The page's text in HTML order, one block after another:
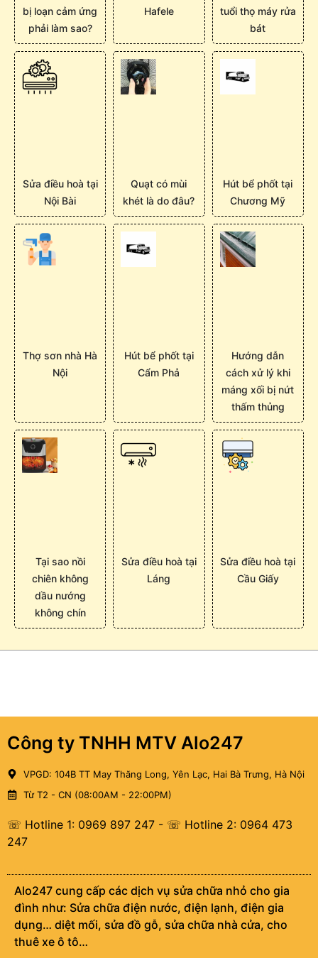
bị loạn cảm ứng
phải làm sao?
Hafele
tuổi thọ máy rửa
bát
Sửa điều hoà tại
Nội Bài
Quạt có mùi
khét là do đâu?
Hút bể phốt tại
Chương Mỹ
Thợ sơn nhà Hà
Nội
Hút bể phốt tại
Cẩm Phả
Hướng dẫn
cách xử lý khi
máng xối bị nứt
thấm thủng
Tại sao nồi
chiên không
dầu nướng
không chín
Sửa điều hoà tại
Láng
Sửa điều hoà tại
Cầu Giấy
Công ty TNHH MTV Alo247
VPGD: 104B TT May Thăng Long, Yên Lạc, Hai Bà Trưng, Hà Nội
Từ T2 - CN (08:00AM - 22:00PM)
☏ Hotline 1: 0969 897 247 - ☏ Hotline 2: 0964 473
247
Alo247 cung cấp các dịch vụ sửa chữa nhỏ cho gia
đình như: Sửa chữa điện nước, điện lạnh, điện gia
dụng… diệt mối, sửa đồ gỗ, sửa chữa nhà cửa, cho
thuê xe ô tô…